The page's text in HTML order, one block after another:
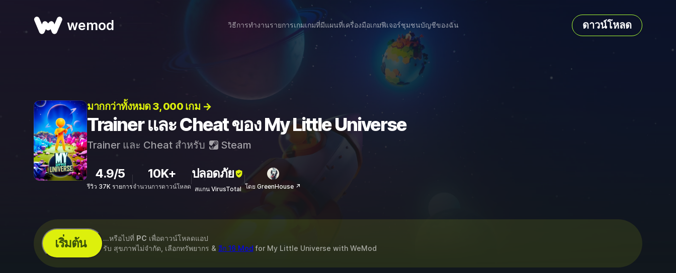
wemod วิธีการทำงานรายการเกมเกมที่มีแผนที่เครื่องมือเกมฟีเจอร์ชุมชนบัญชีของฉัน ดาวน์โหลด
มากกว่าทั้งหมด 3, 000 เกม →
Trainer และ Cheat ของ My Little Universe
Trainer และ Cheat สำหรับ Steam
4.9/5
รีวิว 37K รายการ
10K+
จำนวนการดาวน์โหลด
ปลอดภัย
สแกน VirusTotal โดย GreenHouse ↗
เริ่มต้น ...หรือไปที่ PC เพื่อดาวน์โหลดแอป
รับ สุขภาพไม่จำกัด, เลือกทรัพยากร & อีก 16 Mod for My Little Universe with WeMod